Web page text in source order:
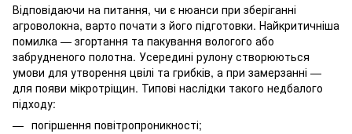
Відповідаючи на питання, чи є нюанси при зберіганні
агроволокна, варто почати з його підготовки. Найкритичніша
помилка — згортання та пакування вологого або
забрудненого полотна. Усередині рулону створюються
умови для утворення цвілі та грибків, а при замерзанні —
для появи мікротріщин. Типові наслідки такого недбалого
підходу:
погіршення повітропроникності;